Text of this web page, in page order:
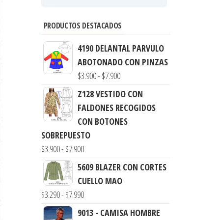
PRODUCTOS DESTACADOS
4190 DELANTAL PARVULO
ABOTONADO CON PINZAS
$3.900- $7.900Rango
de
precios:
desde
Z128 VESTIDO CON
FALDONES RECOGIDOS
CON BOTONES
SOBREPUESTO
$3.900- $7.900Rango
de
precios:
desde
hasta
5609 BLAZER CON CORTES
CUELLO MAO
$3.290- $7.990Rango
de
9013 - CAMISA HOMBRE